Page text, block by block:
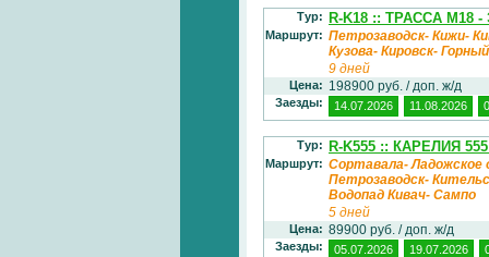
Тур: R-K18 :: ТРАССА М18
Маршрут: Петрозаводск- Кижи-
Кузова- Кировск-
9 дней
Цена: 198900 руб. / доп. ж/д
Заезды: 14.07.2026 11.08.2026
Тур: R-K555 :: КАРЕЛИЯ
Маршрут: Сортавала- Ладожское
Петрозаводск-
Водопад Кивач- Сампо
5 дней
Цена: 89900 руб. / доп. ж/д
Заезды: 05.07.2026 19.07.2026